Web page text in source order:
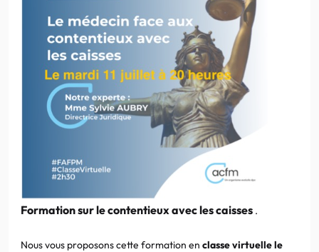
Formation sur le contentieux avec les caisses .
Nous vous proposons cette formation en classe virtuelle le